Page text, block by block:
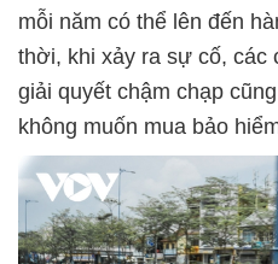
mỗi năm có thể lên đến
thời, khi xảy ra sự cố, các
giải quyết chậm chạp
không muốn mua bảo